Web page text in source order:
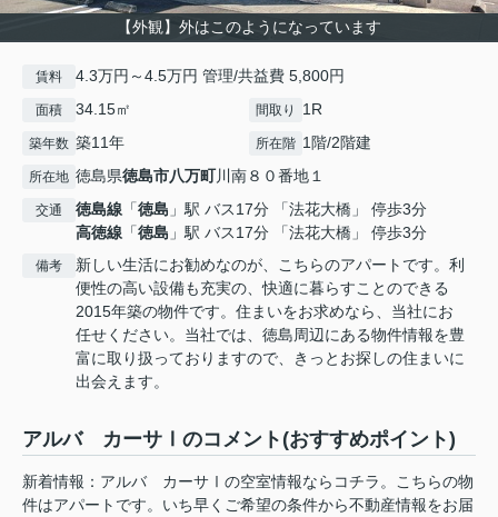
【外観】外はこのようになっています
賃料 4.3万円～4.5万円 管理/共益費 5,800円
面積 34.15㎡ 間取り 1R
築年数 築11年 所在階 1階/2階建
所在地 徳島県徳島市八万町川南８０番地１
交通 徳島線 「徳島 」駅 バス17分 「法花大橋」 停歩3分
高徳線 「徳島 」駅 バス17分 「法花大橋」 停歩3分
備考
新しい生活にお勧めなのが、こちらのアパートです。利
便性の高い設備も充実の、快適に暮らすことのできる
2015年築の物件です。住まいをお求めなら、当社にお
任せください。当社では、徳島周辺にある物件情報を豊
富に取り扱っておりますので、きっとお探しの住まいに
出会えます。
アルバ カーサⅠのコメント(おすすめポイント)
新着情報：アルバ カーサⅠの空室情報ならコチラ。こちらの物
件はアパートです。いち早くご希望の条件から不動産情報をお届